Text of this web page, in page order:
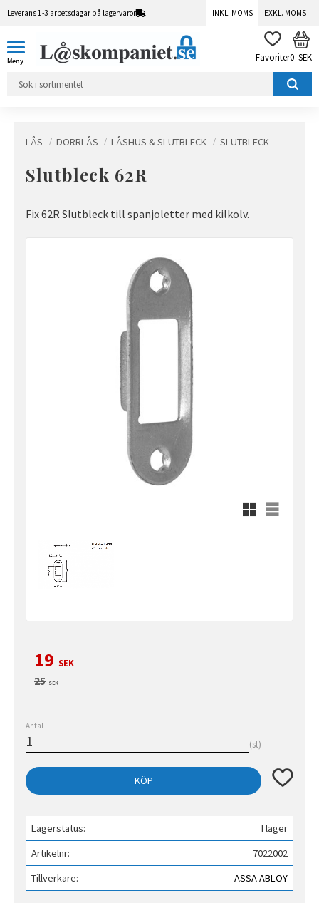
Leverans 1-3 arbetsdagar på lagervaror INKL. MOMS EXKL. MOMS
FAVORITER
0 SEK
LÅS DÖRRLÅS LÅSHUS & SLUTBLECK SLUTBLECK
Slutbleck 62R
Fix 62R Slutbleck till spanjoletter med kilkolv.
Rutnätsvy
Listvy
Nedsatt pris:
19 SEK
Ordinarie pris:
25SEK
Antal
st
KÖP Lägg till
Lagerstatus
I lager
Artikelnr
7022002
Tillverkare
ASSA ABLOY